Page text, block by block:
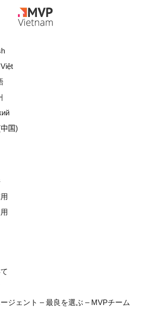
国)
ジェント – 最良を選ぶ – MVPチーム